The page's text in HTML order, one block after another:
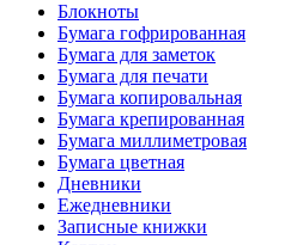
Блокноты
Бумага гофрированная
Бумага для заметок
Бумага для печати
Бумага копировальная
Бумага крепированная
Бумага миллиметровая
Бумага цветная
Дневники
Ежедневники
Записные книжки